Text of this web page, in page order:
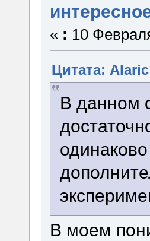
« : 10
Цитата:
В данном
В моем